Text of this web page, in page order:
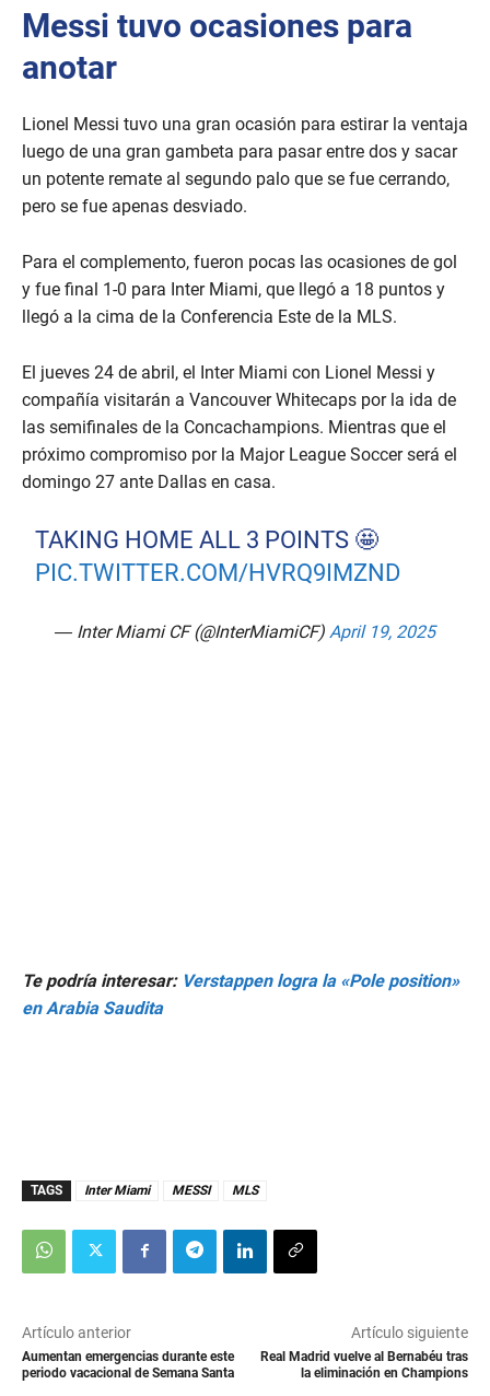
Messi tuvo ocasiones para
anotar
Lionel Messi tuvo una gran ocasión para estirar la ventaja
luego de una gran gambeta para pasar entre dos y sacar
un potente remate al segundo palo que se fue cerrando,
pero se fue apenas desviado.
Para el complemento, fueron pocas las ocasiones de gol
y fue final 1-0 para Inter Miami, que llegó a 18 puntos y
llegó a la cima de la Conferencia Este de la MLS.
El jueves 24 de abril, el Inter Miami con Lionel Messi y
compañía visitarán a Vancouver Whitecaps por la ida de
las semifinales de la Concachampions. Mientras que el
próximo compromiso por la Major League Soccer será el
domingo 27 ante Dallas en casa.
TAKING HOME ALL 3 POINTS 🤩
PIC.TWITTER.COM/HVRQ9IMZND
— Inter Miami CF (@InterMiamiCF) April 19, 2025
Te podría interesar: Verstappen logra la «Pole position»
en Arabia Saudita
TAGS Inter Miami MESSI MLS
Artículo anterior
Aumentan emergencias durante este
periodo vacacional de Semana Santa
Artículo siguiente
Real Madrid vuelve al Bernabéu tras
la eliminación en Champions